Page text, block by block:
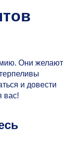
Они желают
и довести
вас!